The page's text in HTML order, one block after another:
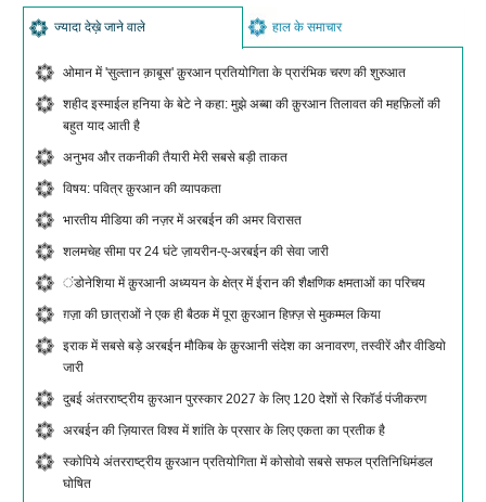
ज्यादा देख़े जाने वाले हाल के समाचार
ओमान में 'सुल्तान क़ाबूस' क़ुरआन प्रतियोगिता के प्रारंभिक चरण की शुरुआत
शहीद इस्माईल हनिया के बेटे ने कहा: मुझे अब्बा की क़ुरआन तिलावत की महफ़िलों की
बहुत याद आती है
अनुभव और तकनीकी तैयारी मेरी सबसे बड़ी ताकत
विषय: पवित्र क़ुरआन की व्यापकता
भारतीय मीडिया की नज़र में अरबईन की अमर विरासत
शलमचेह सीमा पर 24 घंटे ज़ायरीन-ए-अरबईन की सेवा जारी
ंडोनेशिया में क़ुरआनी अध्ययन के क्षेत्र में ईरान की शैक्षणिक क्षमताओं का परिचय
ग़ज़ा की छात्राओं ने एक ही बैठक में पूरा क़ुरआन हिफ़्ज़ से मुकम्मल किया
इराक में सबसे बड़े अरबईन मौकिब के क़ुरआनी संदेश का अनावरण, तस्वीरें और वीडियो
जारी
दुबई अंतरराष्ट्रीय क़ुरआन पुरस्कार 2027 के लिए 120 देशों से रिकॉर्ड पंजीकरण
अरबईन की ज़ियारत विश्व में शांति के प्रसार के लिए एकता का प्रतीक है
स्कोपिये अंतरराष्ट्रीय क़ुरआन प्रतियोगिता में कोसोवो सबसे सफल प्रतिनिधिमंडल
घोषित